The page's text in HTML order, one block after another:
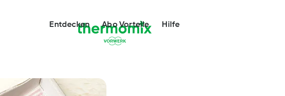
Entdecken Abo Vorteile Hilfe